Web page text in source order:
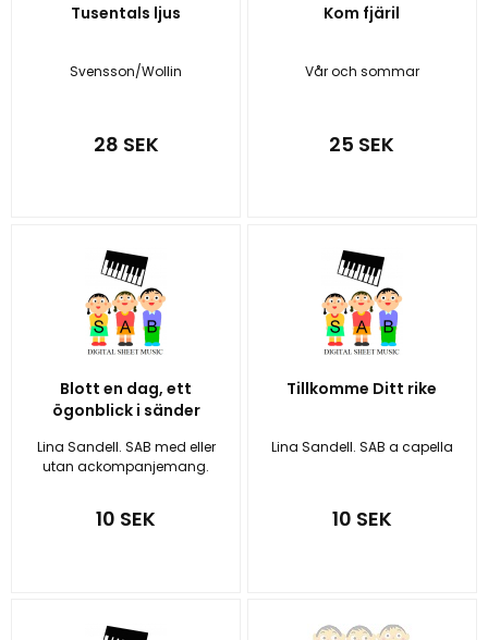
Tusentals ljus
Svensson/Wollin
28 SEK
Kom fjäril
Vår och sommar
25 SEK
Blott en dag, ett
ögonblick i sänder
Lina Sandell. SAB med eller
utan ackompanjemang.
10 SEK
Tillkomme Ditt rike
Lina Sandell. SAB a capella
10 SEK